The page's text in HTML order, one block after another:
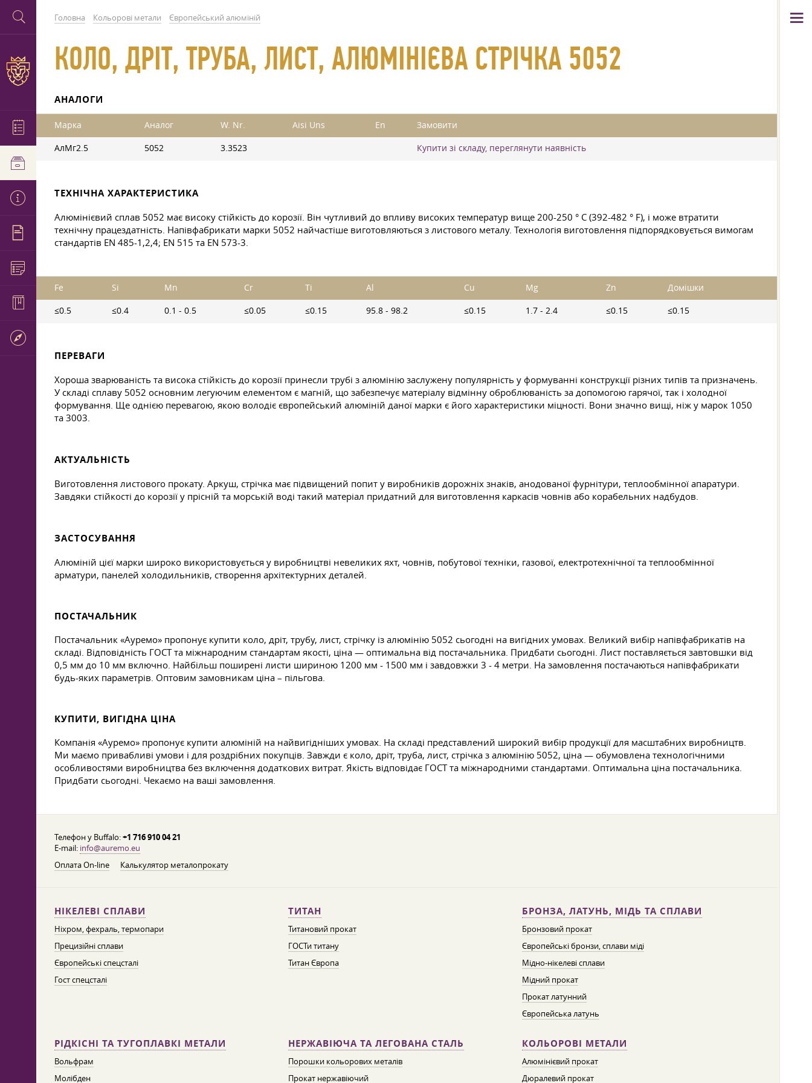
Головна Кольорові метали Європейський алюміній
КОЛО, ДРІТ, ТРУБА, ЛИСТ, АЛЮМІНІЄВА СТРІЧКА 5052
АНАЛОГИ
Марка Аналог W. Nr. Aisi Uns En Замовити
АлМг2.5 5052 3.3523 Купити зі складу, переглянути наявність
ТЕХНІЧНА ХАРАКТЕРИСТИКА
Алюмінієвий сплав 5052 має високу стійкість до корозії. Він чутливий до впливу високих температур вище 200-250 ° C (392-482 ° F), і може втратити
технічну працездатність. Напівфабрикати марки 5052 найчастіше виготовляються з листового металу. Технологія виготовлення підпорядковується вимогам
стандартів EN 485-1,2,4; EN 515 та EN 573-3.
Fe Si Mn Cr Ti Al Cu Mg Zn Домішки
≤0.5 ≤0.4 0.1 - 0.5 ≤0.05 ≤0.15 95.8 - 98.2 ≤0.15 1.7 - 2.4 ≤0.15 ≤0.15
ПЕРЕВАГИ
Хороша зварюваність та висока стійкість до корозії принесли трубі з алюмінію заслужену популярність у формуванні конструкції різних типів та призначень.
У складі сплаву 5052 основним легуючим елементом є магній, що забезпечує матеріалу відмінну оброблюваність за допомогою гарячої, так і холодної
формування. Ще однією перевагою, якою володіє європейський алюміній даної марки є його характеристики міцності. Вони значно вищі, ніж у марок 1050
та 3003.
АКТУАЛЬНІСТЬ
Виготовлення листового прокату. Аркуш, стрічка має підвищений попит у виробників дорожніх знаків, анодованої фурнітури, теплообмінної апаратури.
Завдяки стійкості до корозії у прісній та морській воді такий матеріал придатний для виготовлення каркасів човнів або корабельних надбудов.
ЗАСТОСУВАННЯ
Алюміній цієї марки широко використовується у виробництві невеликих яхт, човнів, побутової техніки, газової, електротехнічної та теплообмінної
арматури, панелей холодильників, створення архітектурних деталей.
ПОСТАЧАЛЬНИК
Постачальник «Ауремо» пропонує купити коло, дріт, трубу, лист, стрічку із алюмінію 5052 сьогодні на вигідних умовах. Великий вибір напівфабрикатів на
складі. Відповідність ГОСТ та міжнародним стандартам якості, ціна — оптимальна від постачальника. Придбати сьогодні. Лист поставляється завтовшки від
0,5 мм до 10 мм включно. Найбільш поширені листи шириною 1200 мм - 1500 мм і завдовжки 3 - 4 метри. На замовлення постачаються напівфабрикати
будь-яких параметрів. Оптовим замовникам ціна – пільгова.
КУПИТИ, ВИГІДНА ЦІНА
Компанія «Ауремо» пропонує купити алюміній на найвигідніших умовах. На складі представлений широкий вибір продукції для масштабних виробництв.
Ми маємо привабливі умови і для роздрібних покупців. Завжди є коло, дріт, труба, лист, стрічка з алюмінію 5052, ціна — обумовлена технологічними
особливостями виробництва без включення додаткових витрат. Якість відповідає ГОСТ та міжнародними стандартами. Оптимальна ціна постачальника.
Придбати сьогодні. Чекаємо на ваші замовлення.
Телефон у Buffalo:+1 716 910 04 21
E-mail: info@auremo.eu
Оплата On-line
Калькулятор металопрокату
НІКЕЛЕВІ СПЛАВИ
Ніхром, фехраль, термопари
Прецизійні сплави
Європейські спецсталі
Гост спецсталі
ТИТАН
Титановий прокат
ГОСТи титану
Титан Європа
БРОНЗА, ЛАТУНЬ, МІДЬ ТА СПЛАВИ
Бронзовий прокат
Європейські бронзи, сплави міді
Мідно-нікелеві сплави
Мідний прокат
Прокат латунний
Європейська латунь
РІДКІСНІ ТА ТУГОПЛАВКІ МЕТАЛИ
Вольфрам
Молібден
НЕРЖАВІЮЧА ТА ЛЕГОВАНА СТАЛЬ
Порошки кольорових металів
Прокат нержавіючий
КОЛЬОРОВІ МЕТАЛИ
Алюмінієвий прокат
Дюралевий прокат